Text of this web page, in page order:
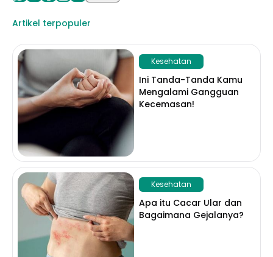
Artikel terpopuler
Kesehatan
Ini Tanda-Tanda Kamu
Mengalami Gangguan
Kecemasan!
Kesehatan
Apa itu Cacar Ular dan
Bagaimana Gejalanya?